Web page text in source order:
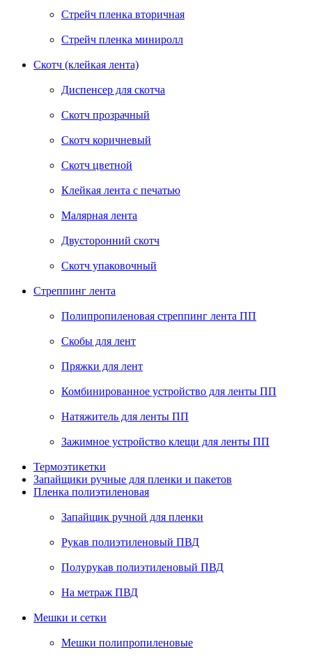
Стрейч пленка вторичная
Стрейч пленка миниролл
Скотч (клейкая лента)
Диспенсер для скотча
Скотч прозрачный
Скотч коричневый
Скотч цветной
Клейкая лента с печатью
Малярная лента
Двусторонний скотч
Скотч упаковочный
Стреппинг лента
Полипропиленовая стреппинг лента ПП
Скобы для лент
Пряжки для лент
Комбинированное устройство для ленты ПП
Натяжитель для ленты ПП
Зажимное устройство клещи для ленты ПП
Термоэтикетки
Запайщики ручные для пленки и пакетов
Пленка полиэтиленовая
Запайщик ручной для пленки
Рукав полиэтиленовый ПВД
Полурукав полиэтиленовый ПВД
На метраж ПВД
Мешки и сетки
Мешки полипропиленовые